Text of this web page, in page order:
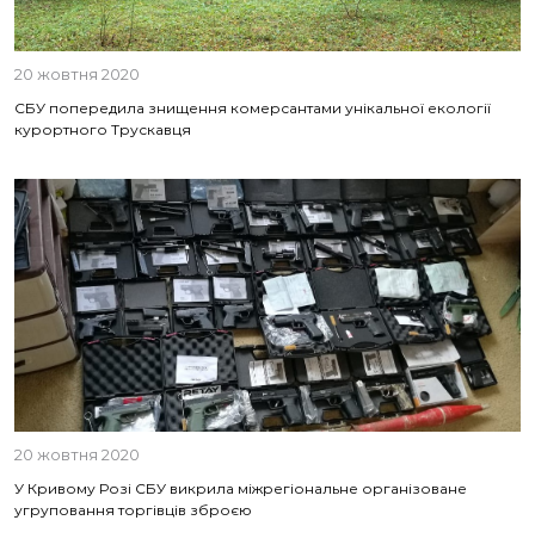
20 жовтня 2020
СБУ попередила знищення комерсантами унікальної екології
курортного Трускавця
20 жовтня 2020
У Кривому Розі СБУ викрила міжрегіональне організоване
угруповання торгівців зброєю